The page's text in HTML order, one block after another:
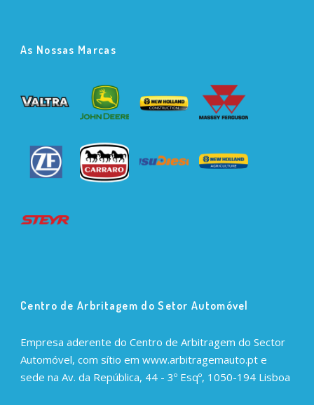
As Nossas Marcas
Centro de Arbritagem do Setor Automóvel
Empresa aderente do Centro de Arbitragem do Sector
Automóvel, com sítio em www.arbitragemauto.pt e
sede na Av. da República, 44 - 3º Esqº, 1050-194 Lisboa